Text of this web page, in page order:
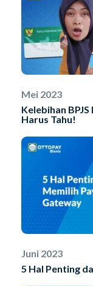
Mei 2023
Kelebihan
Harus Tahu!
Juni 2023
5 Hal Penting